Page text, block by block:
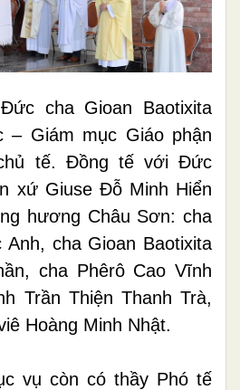
cha Gioan Baotixita
– Giám mục Giáo phận
tế. Đồng tế với Đức
xứ Giuse Đỗ Minh Hiển
hương Châu Sơn: cha
Anh, cha Gioan Baotixita
cha Phêrô Cao Vĩnh
Trần Thiện Thanh Trà,
Hoàng Minh Nhật.
vụ còn có thầy Phó tế